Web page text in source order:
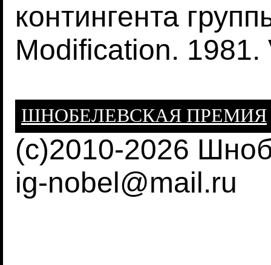
контингента
Modification. 1981.
ШНОБЕЛЕВСКАЯ ПРЕМИЯ
(c)2010-2026
ig-nobel@mail.ru